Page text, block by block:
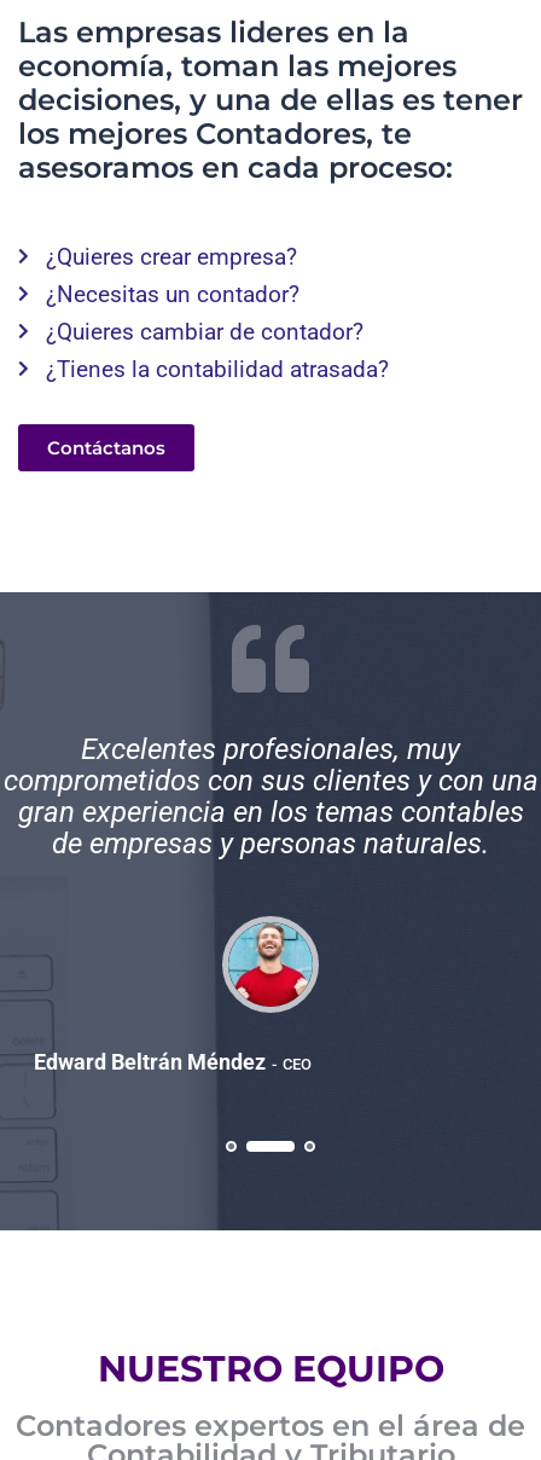
Las empresas lideres en la
economía, toman las mejores
decisiones, y una de ellas es tener
los mejores Contadores, te
asesoramos en cada proceso:
¿Quieres crear empresa?
¿Necesitas un contador?
¿Quieres cambiar de contador?
¿Tienes la contabilidad atrasada?
Contáctanos
Excelentes profesionales, muy
comprometidos con sus clientes y con una
gran experiencia en los temas contables
de empresas y personas naturales.
Edward Beltrán Méndez CEO
NUESTRO EQUIPO
Contadores expertos en el área de